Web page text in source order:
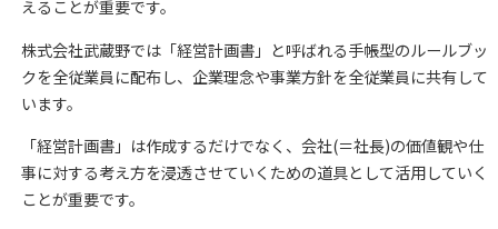
えることが重要です。
株式会社武蔵野では「経営計画書」と呼ばれる手帳型のルールブッ
クを全従業員に配布し、企業理念や事業方針を全従業員に共有して
います。
「経営計画書」は作成するだけでなく、会社(＝社長)の価値観や仕
事に対する考え方を浸透させていくための道具として活用していく
ことが重要です。